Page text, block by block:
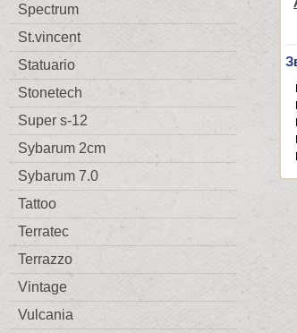
Spectrum
St.vincent
Statuario
Stonetech
Super s-12
Sybarum 2cm
Sybarum 7.0
Tattoo
Terratec
Terrazzo
Vintage
Vulcania